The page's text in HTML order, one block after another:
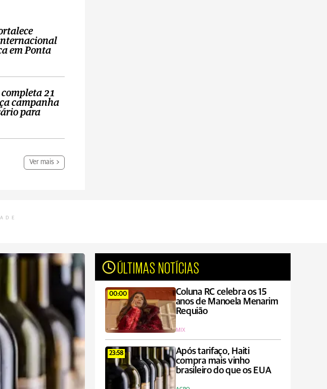
em Ponta
21
campanha
para
Ver mais
ÚLTIMAS NOTÍCIAS
00:00
Coluna RC celebra os 15
anos de Manoela Menarim
Requião
MIX
23:58
Após tarifaço, Haiti
compra mais vinho
brasileiro do que os EUA